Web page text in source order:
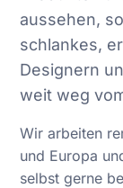
aussehen,
schlankes,
Designern
weit weg
Wir arbeiten
und Europa
selbst gerne